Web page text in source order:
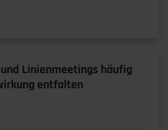
Linienmeetings häufig
entfalten